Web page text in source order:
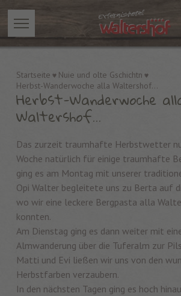
Startseite
Nuie und olte Gschichtn
Herbst-Wanderwoche alla Waltershof…
Herbst-Wanderwoche
Waltershof…
Das zurzeit traumhafte Herbstwetter
Woche natürlich für einige traumhafte
ging es am Montag mit unserer
Opi Walter begleitete uns zu Berta auf
wo wir eine leckere Bergpasta alla
konnten.
Am Dienstag ging es dann weiter mit
Almwanderung über die Tuferalm zur
Matti und Evi ließen wir uns von den
Herbstfarben verzaubern.
In den nächsten Tagen ging es hoch